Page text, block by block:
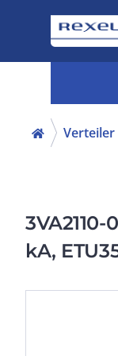
Verteiler
kA,